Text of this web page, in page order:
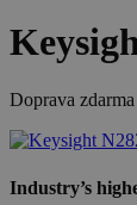
Doprava zdarma
Industry’s